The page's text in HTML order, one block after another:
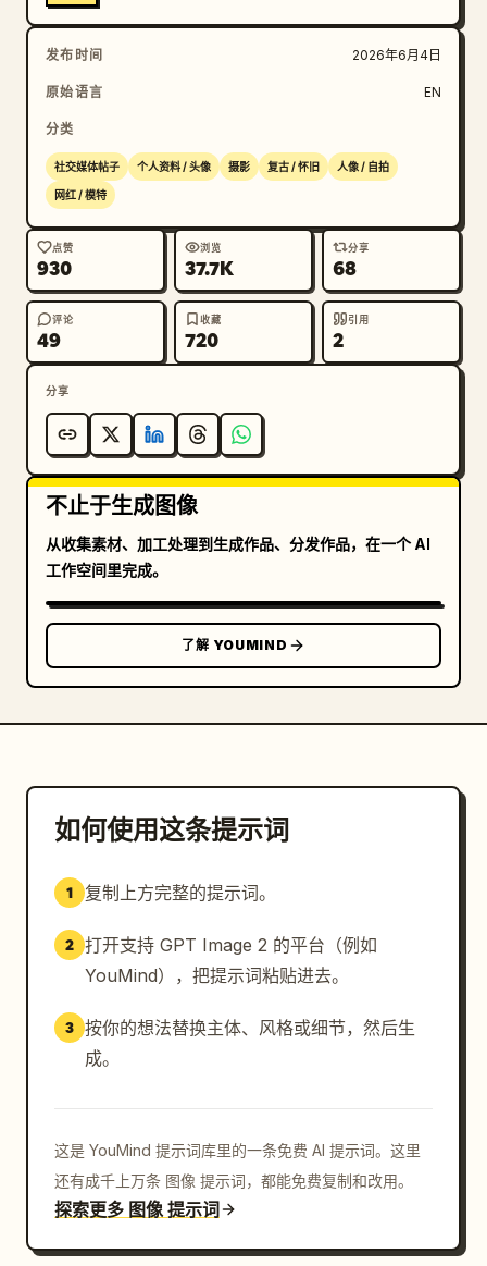
发布时间 2026年6月4日
原始语言 EN
分类
社交媒体帖子 个人资料 / 头像 摄影 复古 / 怀旧 人像 / 自拍
网红 / 模特
点赞
930
浏览
37.7K
分享
68
评论
49
收藏
720
引用
2
分享
不止于生成图像
从收集素材、加工处理到生成作品、分发作品，在一个 AI
工作空间里完成。
了解 YOUMIND
如何使用这条提示词
1 复制上方完整的提示词。
2 打开支持 GPT Image 2 的平台（例如
YouMind），把提示词粘贴进去。
3 按你的想法替换主体、风格或细节，然后生
成。
这是 YouMind 提示词库里的一条免费 AI 提示词。这里
还有成千上万条 图像 提示词，都能免费复制和改用。
探索更多 图像 提示词